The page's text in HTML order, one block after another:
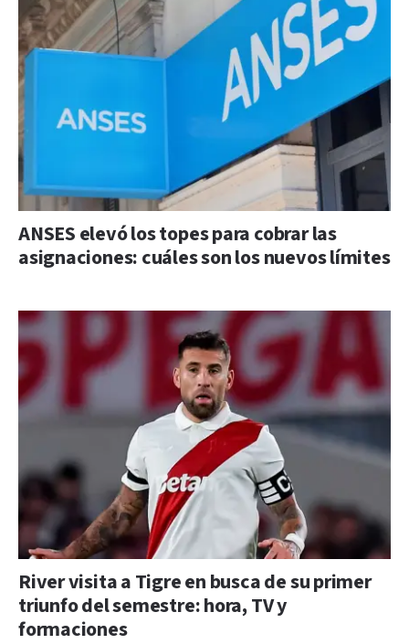
ANSES elevó los topes para cobrar las
asignaciones: cuáles son los nuevos límites
River visita a Tigre en busca de su primer
triunfo del semestre: hora, TV y
formaciones